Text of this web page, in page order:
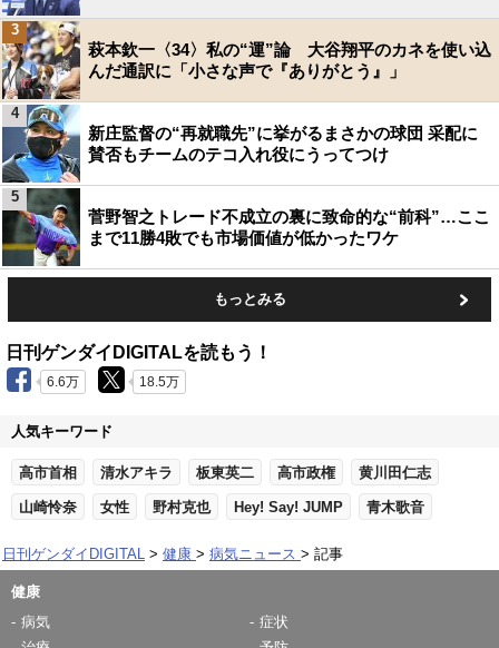
萩本欽一〈34〉私の“運”論 大谷翔平のカネを使い込
んだ通訳に「小さな声で『ありがとう』」
3
新庄監督の“再就職先”に挙がるまさかの球団 采配に
賛否もチームのテコ入れ役にうってつけ
4
菅野智之トレード不成立の裏に致命的な“前科”…ここ
まで11勝4敗でも市場価値が低かったワケ
5
もっとみる
日刊ゲンダイDIGITALを読もう！
6.6万 18.5万
人気キーワード
高市首相 清水アキラ 板東英二 高市政権 黄川田仁志
山崎怜奈 女性 野村克也 Hey! Say! JUMP 青木歌音
日刊ゲンダイDIGITAL 健康 病気ニュース 記事
健康
病気
症状